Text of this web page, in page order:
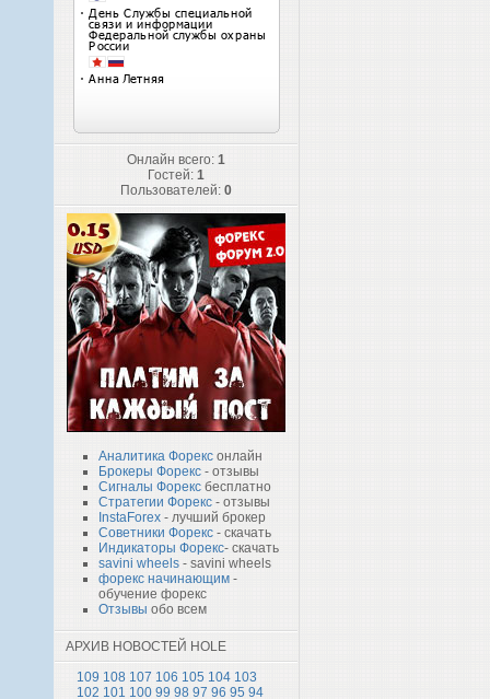
Онлайн всего: 1
Гостей: 1
Пользователей: 0
Аналитика Форекс онлайн
Брокеры Форекс - отзывы
Сигналы Форекс бесплатно
Стратегии Форекс - отзывы
InstaForex - лучший брокер
Советники Форекс - скачать
Индикаторы Форекс- скачать
savini wheels - savini wheels
форекс начинающим -
обучение форекс
Отзывы обо всем
АРХИВ НОВОСТЕЙ HOLE
109 108 107 106 105 104 103
102 101 100 99 98 97 96 95 94